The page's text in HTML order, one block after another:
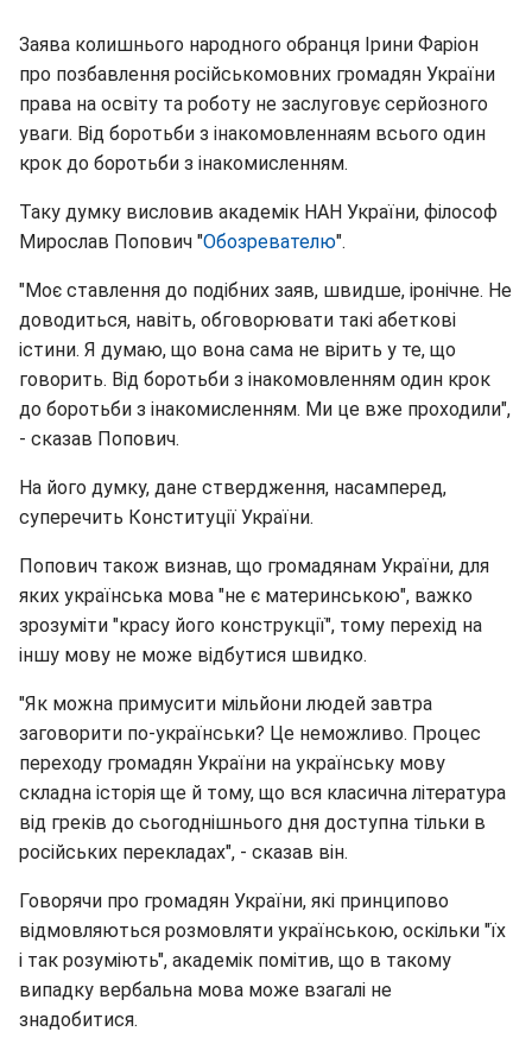
Заява колишнього народного обранця Ірини Фаріон
про позбавлення російськомовних громадян України
права на освіту та роботу не заслуговує серйозного
уваги. Від боротьби з інакомовленнаям всього один
крок до боротьби з інакомисленням.
Таку думку висловив академік НАН України, філософ
Мирослав Попович "Обозревателю".
"Моє ставлення до подібних заяв, швидше, іронічне. Не
доводиться, навіть, обговорювати такі абеткові
істини. Я думаю, що вона сама не вірить у те, що
говорить. Від боротьби з інакомовленням один крок
до боротьби з інакомисленням. Ми це вже проходили",
- сказав Попович.
На його думку, дане ствердження, насамперед,
суперечить Конституції України.
Попович також визнав, що громадянам України, для
яких українська мова "не є материнською", важко
зрозуміти "красу його конструкції", тому перехід на
іншу мову не може відбутися швидко.
"Як можна примусити мільйони людей завтра
заговорити по-українськи? Це неможливо. Процес
переходу громадян України на українську мову
складна історія ще й тому, що вся класична література
від греків до сьогоднішнього дня доступна тільки в
російських перекладах", - сказав він.
Говорячи про громадян України, які принципово
відмовляються розмовляти українською, оскільки "їх
і так розуміють", академік помітив, що в такому
випадку вербальна мова може взагалі не
знадобитися.